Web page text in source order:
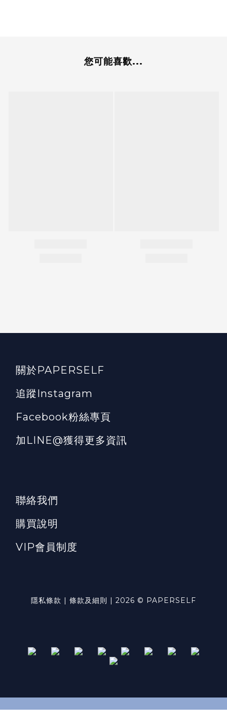
您可能喜歡...
關於PAPERSELF
追蹤Instagram
Facebook粉絲專頁
加LINE@獲得更多資訊
聯絡我們
購買說明
VIP會員制度
隱私條款 | 條款及細則 | 2026 © PAPERSELF